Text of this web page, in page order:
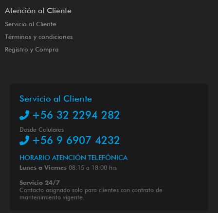
Atención al Cliente
Servicio al Cliente
Términos y condiciones
Registro y Compra
Servicio al Cliente
+56 32 2294 282
Desde Celulares
+56 9 6907 4232
HORARIO ATENCIÓN TELEFÓNICA
Lunes a Viernes 08:15 a 18:00 hrs
Servicio 24/7
Contacto asignado solo para clientes con contrato de
mantenimiento vigente.